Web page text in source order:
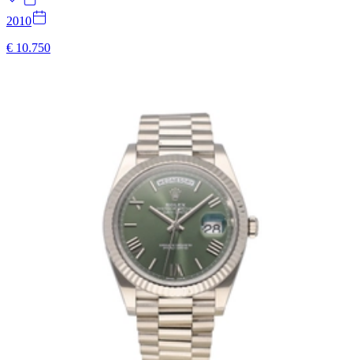
2010
€ 10.750